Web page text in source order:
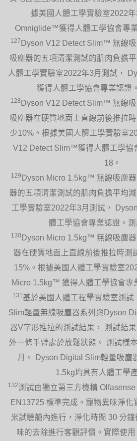
據美國人體工學實驗室2022
Omniglide™獲得人體工學協會專
127 Dyson V12 Detect Slim™ 無線
吸塵器的五項清潔測試的肌肉負擔
人體工學實驗室2022年3月測試，
獲得人體工學協會專業認證
128 Dyson V12 Detect Slim™ 無線
吸塵器在硬質地面上直線前後推拉
少10%。根據美國人體工學實驗室
V12 Detect Slim™獲得人體工學協
18。
129 Dyson Micro 1.5kg™ 無線吸塵
器的五項清潔測試的肌肉負擔平均
工學實驗室2022年3月測試，
體工學協會專業認證。測
130 Dyson Micro 1.5kg™ 無線吸塵
器在硬質地面上直線前後推拉時測
15%。根據美國人體工學實驗室
Micro 1.5kg™ 獲得人體工學協會專
131 基於美國人體工程學實驗室測試
Slim輕量無線吸塵器系列與Dyson
器V字形推拉的測試結果， 測試結
外一條手臂處於放鬆狀態。 測試樣
月。 Dyson Digital Slim輕量吸塵
1.5kg均具有人體工學
132測試由獨立第三方機構
EN13725 標準完成。寵物異味淨化
米試驗艙內進行，淨化時間 30 分
味的去除進行客觀評價。實際使用